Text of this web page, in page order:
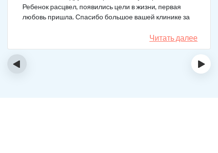
Ребенок расцвел, появились цели в жизни, первая
любовь пришла. Спасибо большое вашей клинике за
Читать далее
‹ ›